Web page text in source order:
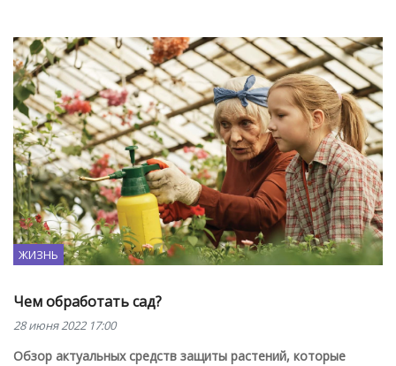
ЖИЗНЬ
Чем обработать сад?
28 июня 2022 17:00
Обзор актуальных средств защиты растений, которые